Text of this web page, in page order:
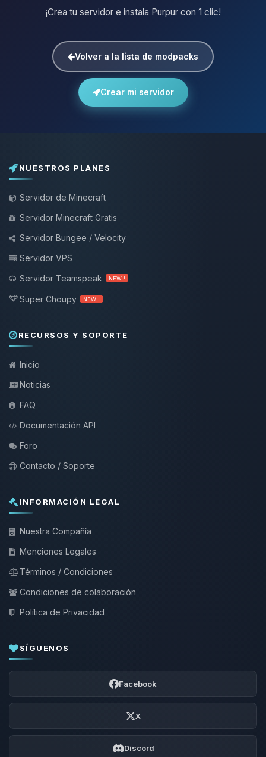
¡Crea tu servidor e instala Purpur con 1 clic!
Volver a la lista de modpacks
Crear mi servidor
NUESTROS PLANES
Servidor de Minecraft
Servidor Minecraft Gratis
Servidor Bungee / Velocity
Servidor VPS
Servidor Teamspeak
NEW !
Super Choupy NEW !
RECURSOS Y SOPORTE
Inicio
Noticias
FAQ
Documentación API
Foro
Contacto / Soporte
INFORMACIÓN LEGAL
Nuestra Compañía
Menciones Legales
Términos / Condiciones
Condiciones de colaboración
Política de Privacidad
SÍGUENOS
Facebook
X
Discord